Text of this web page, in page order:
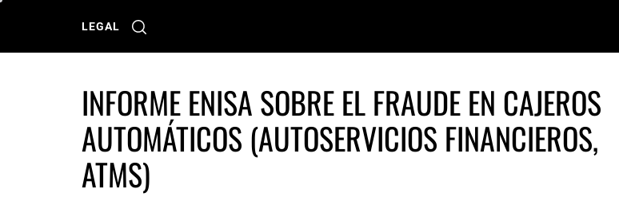
LEGAL
INFORME ENISA SOBRE EL FRAUDE EN CAJEROS
AUTOMÁTICOS (AUTOSERVICIOS FINANCIEROS,
ATMS)